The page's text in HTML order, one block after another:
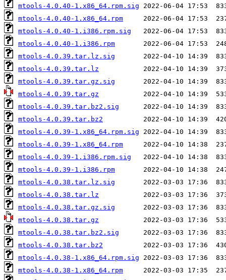
mtools-4.0.40-1.x86_64.rpm.sig
mtools-4.0.40-1.x86_64.rpm
mtools-4.0.40-1.i386.rpm.sig
mtools-4.0.40-1.i386.rpm
mtools-4.0.39.tar.lz.sig
mtools-4.0.39.tar.lz
mtools-4.0.39.tar.gz.sig
mtools-4.0.39.tar.gz
mtools-4.0.39.tar.bz2.sig
mtools-4.0.39.tar.bz2
mtools-4.0.39-1.x86_64.rpm.sig
mtools-4.0.39-1.x86_64.rpm
mtools-4.0.39-1.i386.rpm.sig
mtools-4.0.39-1.i386.rpm
mtools-4.0.38.tar.lz.sig
mtools-4.0.38.tar.lz
mtools-4.0.38.tar.gz.sig
mtools-4.0.38.tar.gz
mtools-4.0.38.tar.bz2.sig
mtools-4.0.38.tar.bz2
mtools-4.0.38-1.x86_64.rpm.sig
mtools-4.0.38-1.x86_64.rpm